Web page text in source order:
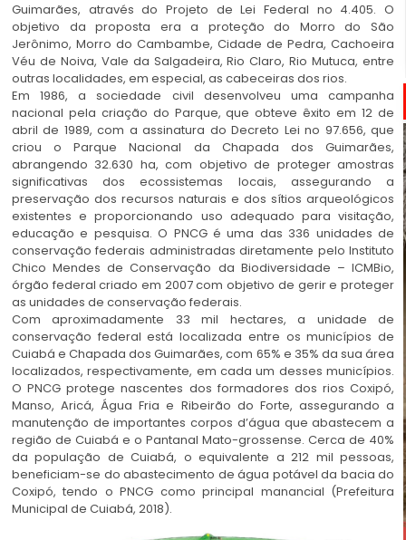
Guimarães, através do Projeto de Lei Federal no 4.405. O
objetivo da proposta era a proteção do Morro do São
Jerônimo, Morro do Cambambe, Cidade de Pedra, Cachoeira
Véu de Noiva, Vale da Salgadeira, Rio Claro, Rio Mutuca, entre
outras localidades, em especial, as cabeceiras dos rios.
Em 1986, a sociedade civil desenvolveu uma campanha
nacional pela criação do Parque, que obteve êxito em 12 de
abril de 1989, com a assinatura do Decreto Lei no 97.656, que
criou o Parque Nacional da Chapada dos Guimarães,
abrangendo 32.630 ha, com objetivo de proteger amostras
significativas dos ecossistemas locais, assegurando a
preservação dos recursos naturais e dos sítios arqueológicos
existentes e proporcionando uso adequado para visitação,
educação e pesquisa. O PNCG é uma das 336 unidades de
conservação federais administradas diretamente pelo Instituto
Chico Mendes de Conservação da Biodiversidade – ICMBio,
órgão federal criado em 2007 com objetivo de gerir e proteger
as unidades de conservação federais.
Com aproximadamente 33 mil hectares, a unidade de
conservação federal está localizada entre os municípios de
Cuiabá e Chapada dos Guimarães, com 65% e 35% da sua área
localizados, respectivamente, em cada um desses municípios.
O PNCG protege nascentes dos formadores dos rios Coxipó,
Manso, Aricá, Água Fria e Ribeirão do Forte, assegurando a
manutenção de importantes corpos d’água que abastecem a
região de Cuiabá e o Pantanal Mato-grossense. Cerca de 40%
da população de Cuiabá, o equivalente a 212 mil pessoas,
beneficiam-se do abastecimento de água potável da bacia do
Coxipó, tendo o PNCG como principal manancial (Prefeitura
Municipal de Cuiabá, 2018).